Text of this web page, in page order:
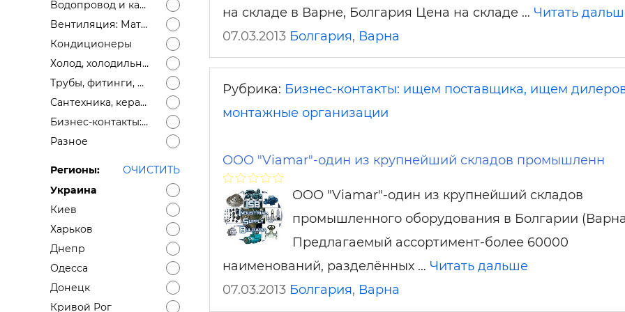
Водопровод и канализация: Материалы
Вентиляция: Материалы
Кондиционеры
Холод, холодильное оборудование
Трубы, фитинги, дымоходы
Сантехника, керамика
Бизнес-контакты: ищем поставщика, ищем дилеров, монтажные организации
Разное
Регионы:
ОЧИСТИТЬ
Украина
Киев
Харьков
Днепр
Одесса
Донецк
Кривой Рог
на складе в Варне, Болгария Цена на складе … Читать
07.03.2013 Болгария, Варна
Рубрика: Бизнес-контакты: ищем поставщика, ищем
монтажные организации
OOO "Viamar"-один из крупнейший складов промышленн
OOO "Viamar"-один из крупнейший складов
промышленного оборудования в Болгарии
Предлагаемый ассортимент-более 60000
наименований, разделённых … Читать дальше
07.03.2013 Болгария, Варна